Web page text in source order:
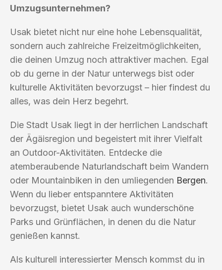
Umzugsunternehmen?
Usak bietet nicht nur eine hohe Lebensqualität,
sondern auch zahlreiche Freizeitmöglichkeiten,
die deinen Umzug noch attraktiver machen. Egal
ob du gerne in der Natur unterwegs bist oder
kulturelle Aktivitäten bevorzugst – hier findest du
alles, was dein Herz begehrt.
Die Stadt Usak liegt in der herrlichen Landschaft
der Ägäisregion und begeistert mit ihrer Vielfalt
an Outdoor-Aktivitäten. Entdecke die
atemberaubende Naturlandschaft beim Wandern
oder Mountainbiken in den umliegenden Bergen.
Wenn du lieber entspanntere Aktivitäten
bevorzugst, bietet Usak auch wunderschöne
Parks und Grünflächen, in denen du die Natur
genießen kannst.
Als kulturell interessierter Mensch kommst du in